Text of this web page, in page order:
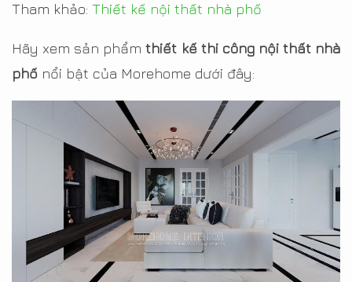
Tham khảo: Thiết kế nội thất nhà phố
Hãy xem sản phẩmthiết kế thi công nội thất nhà
phố nổi bật của Morehome dưới đây: